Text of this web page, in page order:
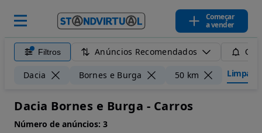
Começar
a vender
Filtros Anúncios Recomendados
Dacia Bornes e Burga 50 km Limpar
Dacia Bornes e Burga - Carros
Número de anúncios: 3